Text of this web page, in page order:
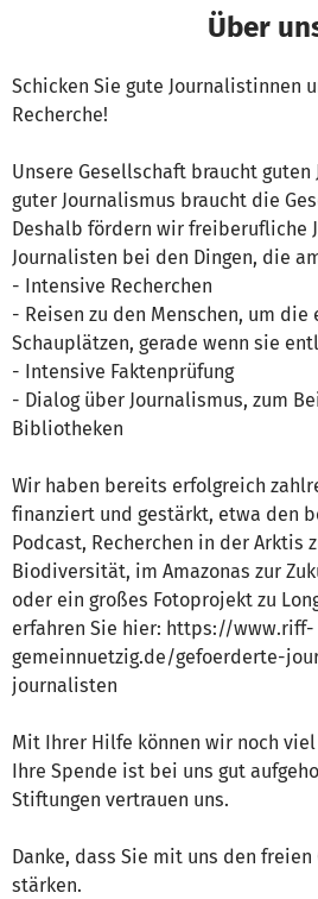
Über
Schicken Sie gute Journalistinnen
Recherche!
Unsere Gesellschaft braucht guten
guter Journalismus braucht die
Deshalb fördern wir freiberufliche
Journalisten bei den Dingen, die
- Intensive Recherchen
- Reisen zu den Menschen, um die
Schauplätzen, gerade wenn sie
- Intensive Faktenprüfung
- Dialog über Journalismus, zum
Bibliotheken
Wir haben bereits erfolgreich
finanziert und gestärkt, etwa den
Podcast, Recherchen in der Arktis
Biodiversität, im Amazonas zur
oder ein großes Fotoprojekt zu
erfahren Sie hier: https://www.riff-
gemeinnuetzig.de/gefoerderte-
journalisten
Mit Ihrer Hilfe können wir noch
Ihre Spende ist bei uns gut
Stiftungen vertrauen uns.
Danke, dass Sie mit uns den
stärken.